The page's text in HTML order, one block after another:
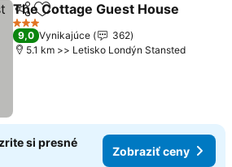
ZdieľaťPridať do obľúbených
The Cottage Guest House
3 Počet hviezdičiek
9,0 Vynikajúce
362
5.1 km >> Letisko Londýn Stansted
si presné
Zobraziť ceny